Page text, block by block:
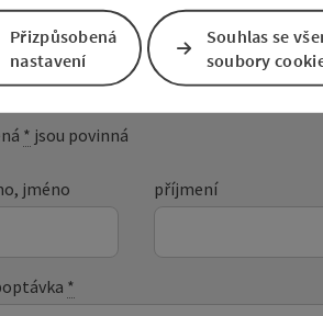
* jsou povinná
jméno příjmení
*
Přizpůsobená
nastavení
Souhlas se
soubory